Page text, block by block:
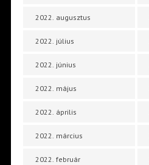
2022. augusztus
2022. július
2022. június
2022. május
2022. április
2022. március
2022. február